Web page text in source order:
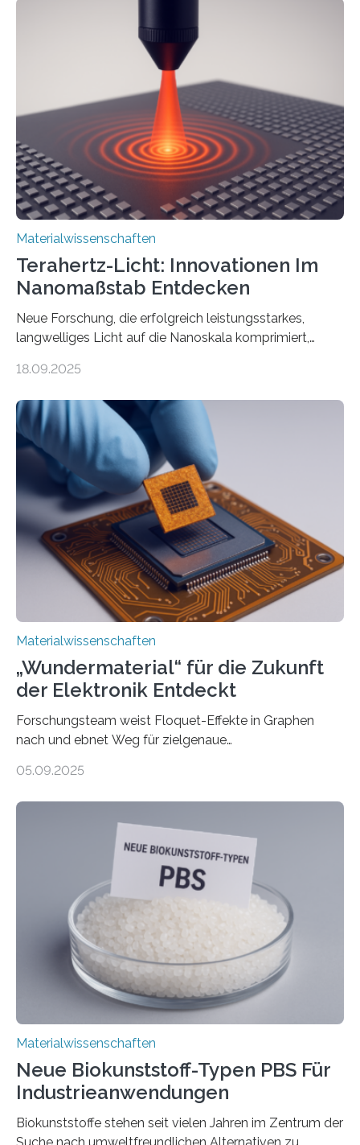
Nichtmetallen vorkommt und insbesondere für
Sensorik und Elektrotechnik von Interesse ist. Über ihre
Erkenntnisse berichten die Forschenden im Journal of
the American Chemical Society. —What for?
Materialien, die gleichzeitig Strom leiten und Licht
beeinflussen können, sind für viele moderne
Technologien…
Materialwissenschaften
Terahertz-Licht: Innovationen Im
Nanomaßstab Entdecken
Neue Forschung, die erfolgreich leistungsstarkes,
langwelliges Licht auf die Nanoskala komprimiert,
optoelektronischen Geräten ermöglichen, geleitet von
Forschung, die erfolgreich leistungsstarkes,
langwelliges Licht auf die Nanoskala komprimiert,
könnte Fortschritte in der Terahertz-Optik und bei
optoelektronischen Geräten ermöglichen, geleitet von
Vanderbilt und dem Fritz-Haber-Institut Josh Caldwell,
Professor für Maschinenbau und Direktor des
interdisziplinären Graduiertenprogramms für
Materialwissenschaften an der Vanderbilt University,
und Alexander Paarmann vom Fritz-Haber-Institut
leiteten ein internationales Forschungsprojekt, das…
18.09.2025
Materialwissenschaften
„Wundermaterial“ für die Zukunft
der Elektronik Entdeckt
Forschungsteam weist Floquet-Effekte in Graphen
nach und ebnet Weg für zielgenaue
– nur eine Atomlage dick, aber extrem leitfähig und
Sensoren, leistungsstarken Batterien und effizienten
Solarzellen. Eine neue Studie hebt das Potenzial nun
noch auf ein neues Level: Zum ersten Mal haben
Forschende an der Universität Göttingen gemeinsam
mit Kollegen aus Braunschweig, Bremen und der
Schweiz direkt beobachtet, wie in Graphen…
05.09.2025
Materialwissenschaften
Neue Biokunststoff-Typen PBS Für
Industrieanwendungen
Biokunststoffe stehen seit vielen Jahren im Zentrum der
Suche nach umweltfreundlichen Alternativen zu